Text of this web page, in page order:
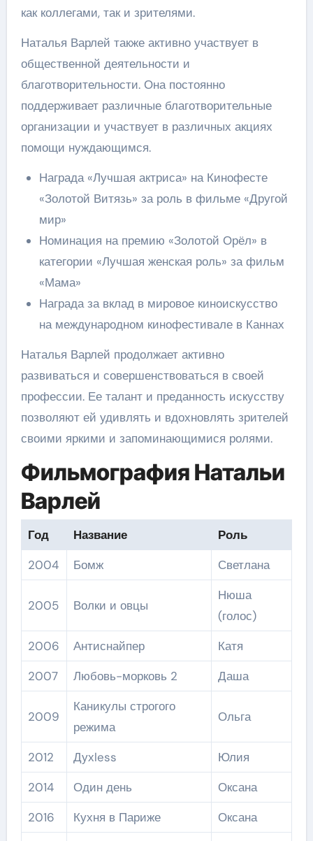
как коллегами, так и зрителями.
Наталья Варлей также активно участвует в
общественной деятельности и
благотворительности. Она постоянно
поддерживает различные благотворительные
организации и участвует в различных акциях
помощи нуждающимся.
Награда «Лучшая актриса» на Кинофесте
«Золотой Витязь» за роль в фильме «Другой
мир»
Номинация на премию «Золотой Орёл» в
категории «Лучшая женская роль» за фильм
«Мама»
Награда за вклад в мировое киноискусство
на международном кинофестивале в Каннах
Наталья Варлей продолжает активно
развиваться и совершенствоваться в своей
профессии. Ее талант и преданность искусству
позволяют ей удивлять и вдохновлять зрителей
своими яркими и запоминающимися ролями.
Фильмография Натальи
Варлей
Год Название
Роль
2004
Бомж Светлана
2005 Волки и овцы
Нюша
(голос)
2006
Антиснайпер
Катя
2007
Любовь-морковь 2 Даша
2009
Каникулы строгого
режима
Ольга
2012 Духless
Юлия
2014
Один день
Оксана
2016
Кухня в Париже
Оксана